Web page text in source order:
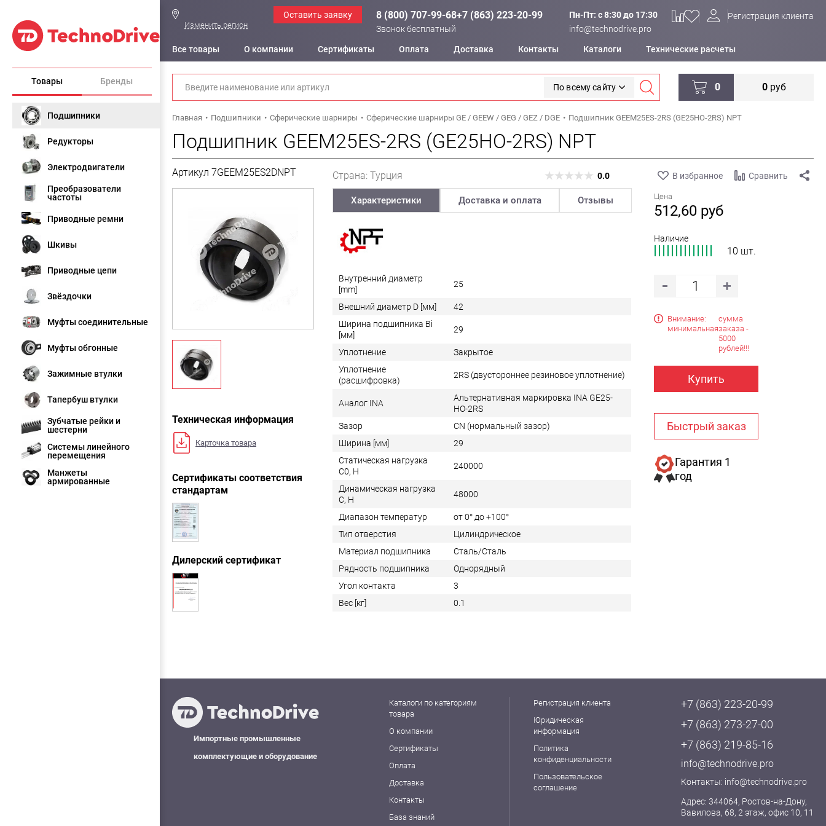
Товары Бренды
Подшипники
Редукторы
Электродвигатели
Преобразователи
частоты
Приводные ремни
Шкивы
Приводные цепи
Звёздочки
Муфты соединительные
Муфты обгонные
Зажимные втулки
Тапербуш втулки
Зубчатые рейки и
шестерни
Системы линейного
перемещения
Манжеты
армированные
Изменить регион
Оставить заявку 8 (800) 707-99-68+7 (863) 223-20-99
Звонок бесплатный
Пн-Пт: c 8:30 до 17:30
info@technodrive.pro
Регистрация клиента
Все товары О компании Сертификаты Оплата Доставка Контакты Каталоги Технические расчеты
По всему сайту 0 0руб
Главная Подшипники Сферические шарниры Сферические шарниры GE / GEEW / GEG / GEZ / DGE Подшипник GEEM25ES-2RS (GE25HO-2RS) NPT
Подшипник GEEM25ES-2RS (GE25HO-2RS) NPT
Артикул 7GEEM25ES2DNPT Страна: Турция 0.0 В избранное Сравнить
Техническая информация
Карточка товара
Сертификаты соответствия
стандартам
Дилерский сертификат
Цена
512,60 руб
Наличие
10 шт.
Внимание:
минимальная
сумма
заказа -
5000
рублей!!!
Купить
Быстрый заказ
Гарантия 1
год
Характеристики Доставка и оплата Отзывы
Внутренний диаметр
[mm]
25
Внешний диаметр D [мм]
42
Ширина подшипника Bi
[мм]
29
Уплотнение
Закрытое
Уплотнение
(расшифровка)
2RS (двустороннее резиновое уплотнение)
Аналог INA
Альтернативная маркировка INA GE25-
HO-2RS
Зазор
CN (нормальный зазор)
Ширина [мм]
29
Статическая нагрузка
C0, Н
240000
Динамическая нагрузка
C, Н
48000
Диапазон температур
от 0° до +100°
Тип отверстия
Цилиндрическое
Материал подшипника
Сталь/Сталь
Рядность подшипника
Однорядный
Угол контакта
3
Вес [кг]
0.1
Импортные промышленные
комплектующие и оборудование
Каталоги по категориям
товара
О компании
Сертификаты
Оплата
Доставка
Контакты
База знаний
Регистрация клиента
Юридическая
информация
Политика
конфиденциальности
Пользовательское
соглашение
+7 (863) 223-20-99
+7 (863) 273-27-00
+7 (863) 219-85-16
info@technodrive.pro
Контакты: info@technodrive.pro
Адрес: 344064, Ростов-на-Дону,
Вавилова, 68, 2 этаж, офис 10, 11